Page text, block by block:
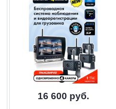
16 600 руб.